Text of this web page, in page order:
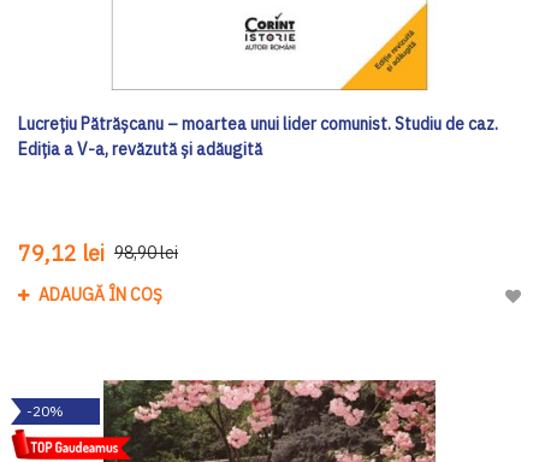
Lucrețiu Pătrășcanu – moartea unui lider comunist. Studiu de caz.
Ediția a V-a, revăzută și adăugită
79,12 lei 98,90 lei
ADAUGĂ ÎN COȘ
-20%